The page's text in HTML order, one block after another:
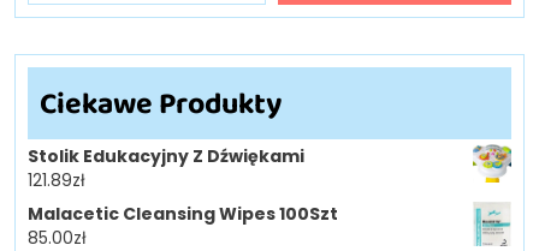
Ciekawe Produkty
Stolik Edukacyjny Z Dźwiękami
121.89zł
Malacetic Cleansing Wipes 100Szt
85.00zł